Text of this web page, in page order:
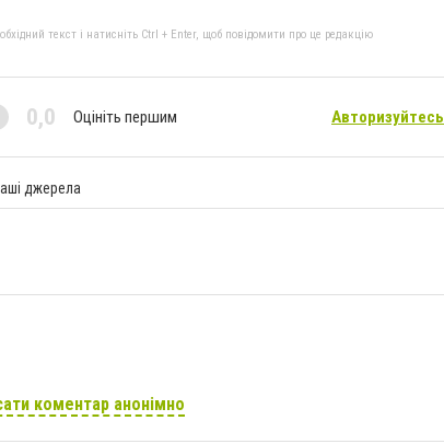
текст і натисніть Ctrl + Enter, щоб повідомити про це редакцію
0,0 Оцініть першим Авторизуйтесь
джерела
коментар анонімно